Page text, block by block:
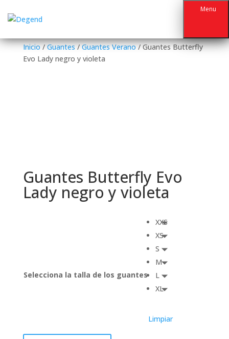
Menu
Inicio/Guantes/Guantes Verano/ Guantes Butterfly
Evo Lady negro y violeta
Guantes Butterfly Evo
Lady negro y violeta
Selecciona la talla de los guantes
XXS
XS
S
M
L
XL
Limpiar